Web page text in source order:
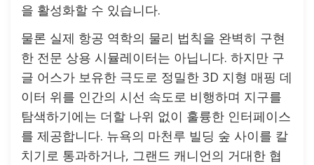
을 활성화할 수 있습니다.
물론 실제 항공 역학의 물리 법칙을 완벽히 구현
한 전문 상용 시뮬레이터는 아닙니다. 하지만 구
글 어스가 보유한 극도로 정밀한 3D 지형 매핑 데
이터 위를 인간의 시선 속도로 비행하며 지구를
탐색하기에는 더할 나위 없이 훌륭한 인터페이스
를 제공합니다. 뉴욕의 마천루 빌딩 숲 사이를 칼
치기로 통과하거나, 그랜드 캐니언의 거대한 협